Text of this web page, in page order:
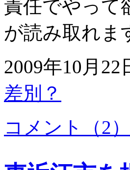
責任でやって
が読み取れま
2009年10月
差別？
コメント（2）